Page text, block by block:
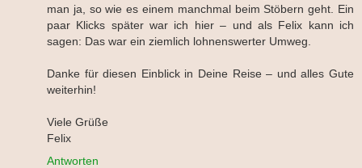
man ja, so wie es einem manchmal beim Stöbern geht. Ein
paar Klicks später war ich hier – und als Felix kann ich
sagen: Das war ein ziemlich lohnenswerter Umweg.
Danke für diesen Einblick in Deine Reise – und alles Gute
weiterhin!
Viele Grüße
Felix
Antworten